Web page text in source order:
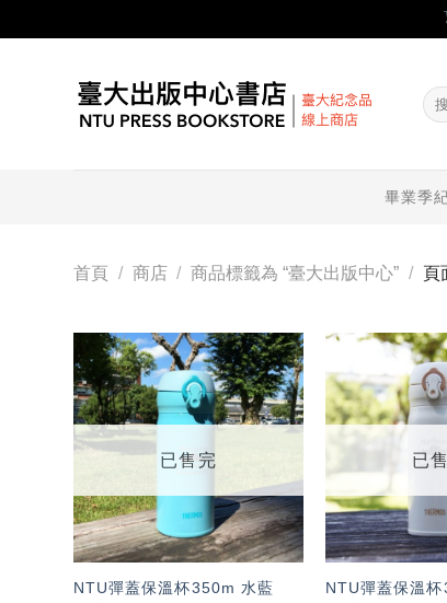
搜
尋
畢業季
首頁 / 商店 / 商品標籤為 “臺大出版中心” / 頁
加入
「願
望輕
已售完
NTU彈蓋保溫杯350m 水藍
已
NTU彈蓋保溫